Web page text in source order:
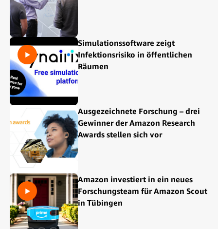
Simulationssoftware zeigt
Infektionsrisiko in öffentlichen
Räumen
Ausgezeichnete Forschung – drei
Gewinner der Amazon Research
Awards stellen sich vor
Amazon investiert in ein neues
Forschungsteam für Amazon Scout
in Tübingen